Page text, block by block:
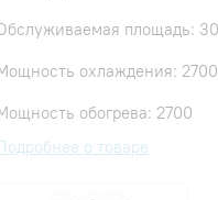
площадь: 30
охлаждения: 2700
обогрева: 2700
о товаре